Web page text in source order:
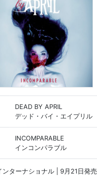
DEAD BY APRIL
デッド・バイ・エイプリル
INCOMPARABLE
インコンパラブル
ターナショナル | 9月21日発売